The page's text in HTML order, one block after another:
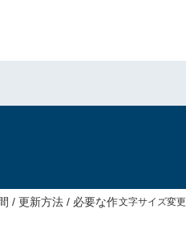
文字サイズ変更
/ 更新方法 / 必要な作